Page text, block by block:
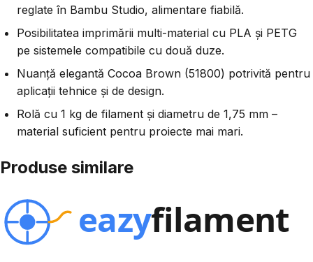
reglate în Bambu Studio, alimentare fiabilă.
Posibilitatea imprimării multi-material cu PLA și PETG
pe sistemele compatibile cu două duze.
Nuanță elegantă Cocoa Brown (51800) potrivită pentru
aplicații tehnice și de design.
Rolă cu 1 kg de filament și diametru de 1,75 mm –
material suficient pentru proiecte mai mari.
Produse similare